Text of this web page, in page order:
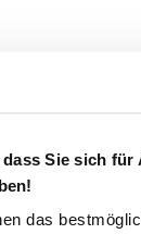
Sie sich für
das